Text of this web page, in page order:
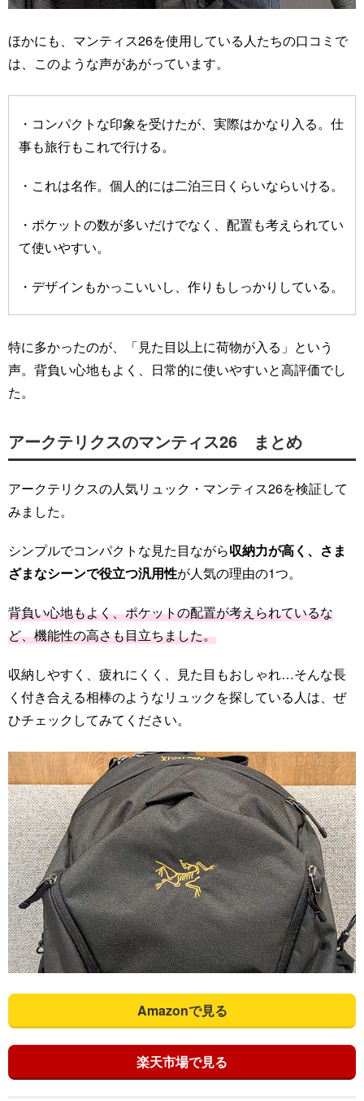
ほかにも、マンティス26を使用している人たちの口コミで
は、このような声があがっています。
・コンパクトな印象を受けたが、実際はかなり入る。仕
事も旅行もこれで行ける。
・これは名作。個人的には二泊三日くらいならいける。
・ポケットの数が多いだけでなく、配置も考えられてい
て使いやすい。
・デザインもかっこいいし、作りもしっかりしている。
特に多かったのが、「見た目以上に荷物が入る」という
声。背負い心地もよく、日常的に使いやすいと高評価でし
た。
アークテリクスのマンティス26 まとめ
アークテリクスの人気リュック・マンティス26を検証して
みました。
シンプルでコンパクトな見た目ながら収納力が高く、さま
ざまなシーンで役立つ汎用性が人気の理由の1つ。
背負い心地もよく、ポケットの配置が考えられているな
ど、機能性の高さも目立ちました。
収納しやすく、疲れにくく、見た目もおしゃれ…そんな長
く付き合える相棒のようなリュックを探している人は、ぜ
ひチェックしてみてください。
Amazonで見る
楽天市場で見る